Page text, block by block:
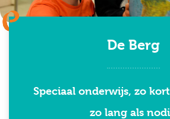
De Berg
Speciaal onderwijs, zo
zo lang als